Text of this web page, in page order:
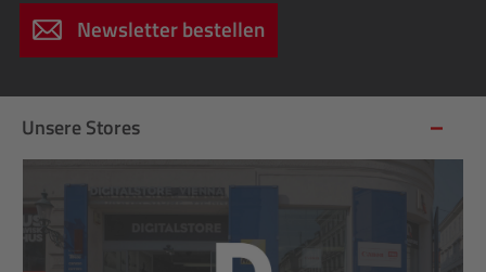
Newsletter bestellen
Unsere Stores